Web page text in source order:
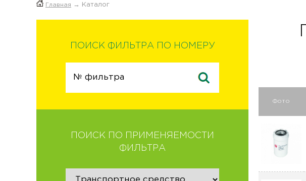
Главная → Каталог
ПОИСК ФИЛЬТРА ПО НОМЕРУ
ПОИСК ПО ПРИМЕНЯЕМОСТИ
ФИЛЬТРА
Фото